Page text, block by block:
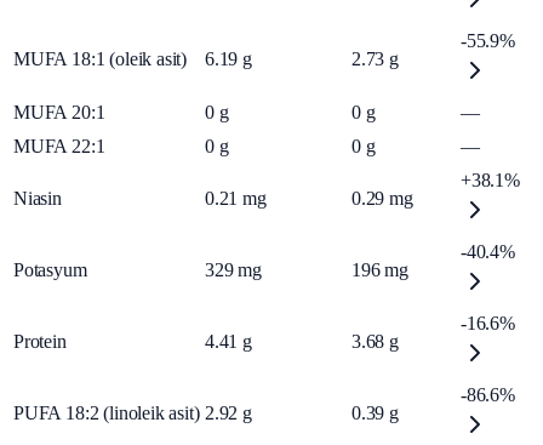
MUFA 18:1 (oleik asit) 6.19 g 2.73 g
-55.9%
MUFA 20:1 0 g 0 g
—
MUFA 22:1
0 g 0 g —
Niasin 0.21 mg 0.29 mg
+38.1%
Potasyum 329 mg 196 mg
-40.4%
Protein 4.41 g 3.68 g
-16.6%
PUFA 18:2 (linoleik asit) 2.92 g 0.39 g
-86.6%